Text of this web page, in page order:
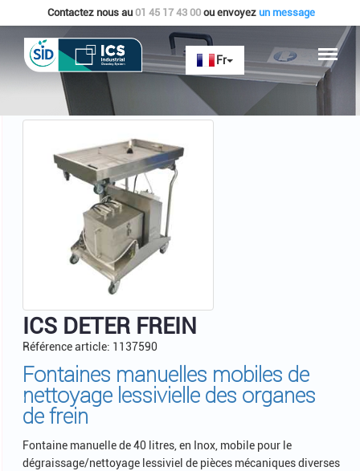
Contactez nous au 01 45 17 43 00ou envoyez un message
Accueil ICS - MATERIELS ICS DETER FREIN
ICS DETER FREIN
Référence article: 1137590
Fontaines manuelles mobiles de
nettoyage lessivielle des organes
de frein
Fontaine manuelle de 40 litres, en Inox, mobile pour le
dégraissage/nettoyage lessiviel de pièces mécaniques diverses